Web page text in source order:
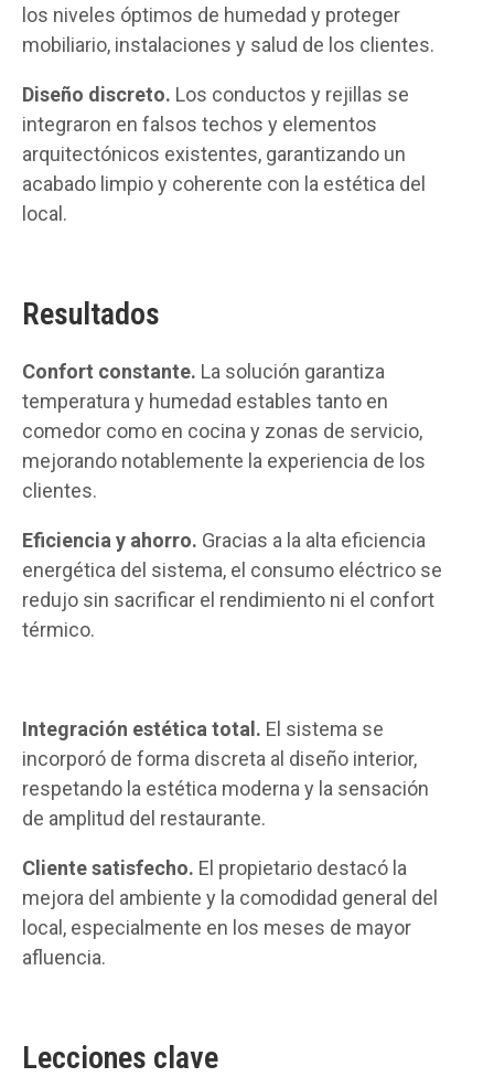
los niveles óptimos de humedad y proteger
mobiliario, instalaciones y salud de los clientes.
Diseño discreto. Los conductos y rejillas se
integraron en falsos techos y elementos
arquitectónicos existentes, garantizando un
acabado limpio y coherente con la estética del
local.
Resultados
Confort constante. La solución garantiza
temperatura y humedad estables tanto en
comedor como en cocina y zonas de servicio,
mejorando notablemente la experiencia de los
clientes.
Eficiencia y ahorro. Gracias a la alta eficiencia
energética del sistema, el consumo eléctrico se
redujo sin sacrificar el rendimiento ni el confort
térmico.
Integración estética total. El sistema se
incorporó de forma discreta al diseño interior,
respetando la estética moderna y la sensación
de amplitud del restaurante.
Cliente satisfecho. El propietario destacó la
mejora del ambiente y la comodidad general del
local, especialmente en los meses de mayor
afluencia.
Lecciones clave